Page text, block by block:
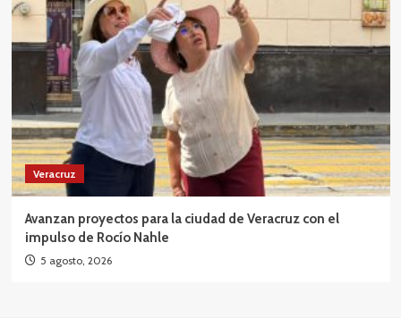
Veracruz
Avanzan proyectos para la ciudad de Veracruz con el
impulso de Rocío Nahle
5 agosto, 2026